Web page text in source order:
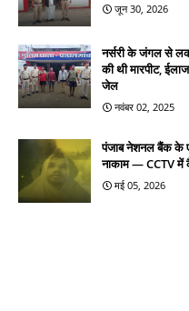
जून 30, 2026
नर्सरी के जंगल से
की थी मारपीट,
जेल
नवंबर 02, 2025
पंजाब नेशनल बैंक के
नाकाम — CCTV
मई 05, 2026